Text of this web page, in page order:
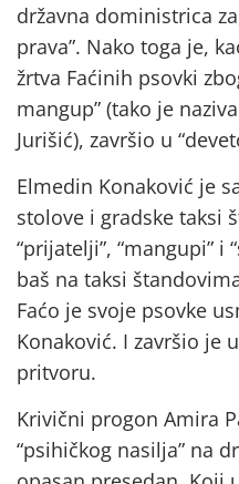
državna doministrica
prava”. Nako toga je,
žrtva Faćinih psovki
mangup” (tako je
Jurišić), završio u
Elmedin Konaković je
stolove i gradske taksi
“prijatelji”, “mangupi” i
baš na taksi
Faćo je svoje psovke
Konaković. I završio je
pritvoru.
Krivični progon Amira
“psihičkog nasilja” na